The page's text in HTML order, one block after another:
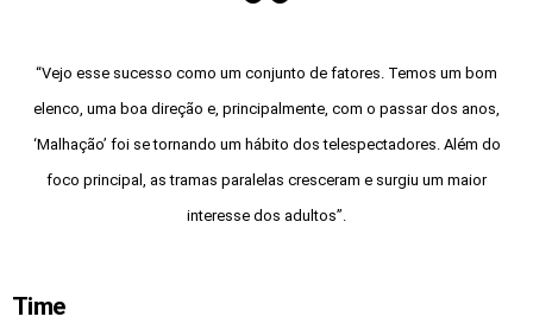
“Vejo esse sucesso como um conjunto de fatores. Temos um bom
elenco, uma boa direção e, principalmente, com o passar dos anos,
‘Malhação’ foi se tornando um hábito dos telespectadores. Além do
foco principal, as tramas paralelas cresceram e surgiu um maior
interesse dos adultos”.
Time